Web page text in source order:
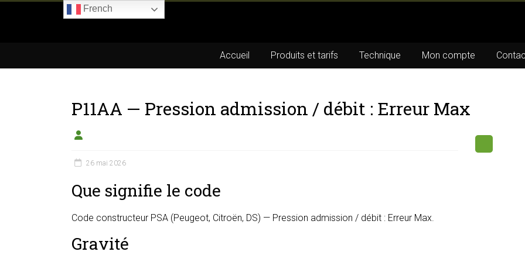
du
éthanol
Accueil Produits et tarifs Technique Mon compte
P11AA — Pression admission / débit : Erreur Max
26 mai 2026
Que signifie le code
Code constructeur PSA (Peugeot, Citroën, DS) — Pression admission / débit : Erreur Max.
Gravité
French